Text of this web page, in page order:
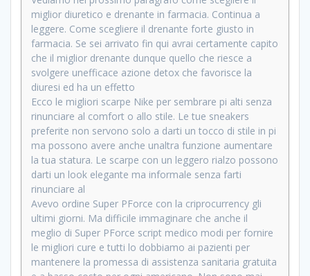
miglior diuretico e drenante in farmacia. Continua a
leggere. Come scegliere il drenante forte giusto in
farmacia. Se sei arrivato fin qui avrai certamente capito
che il miglior drenante dunque quello che riesce a
svolgere unefficace azione detox che favorisce la
diuresi ed ha un effetto
Ecco le migliori scarpe Nike per sembrare pi alti senza
rinunciare al comfort o allo stile. Le tue sneakers
preferite non servono solo a darti un tocco di stile in pi
ma possono avere anche unaltra funzione aumentare
la tua statura. Le scarpe con un leggero rialzo possono
darti un look elegante ma informale senza farti
rinunciare al
Avevo ordine Super PForce con la criprocurrency gli
ultimi giorni. Ma difficile immaginare che anche il
meglio di Super PForce script medico modi per fornire
le migliori cure e tutti lo dobbiamo ai pazienti per
mantenere la promessa di assistenza sanitaria gratuita